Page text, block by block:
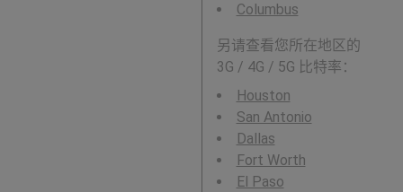
Columbus
另请查看您所在地区的
3G / 4G / 5G 比特率：
Houston
San Antonio
Dallas
Fort Worth
El Paso